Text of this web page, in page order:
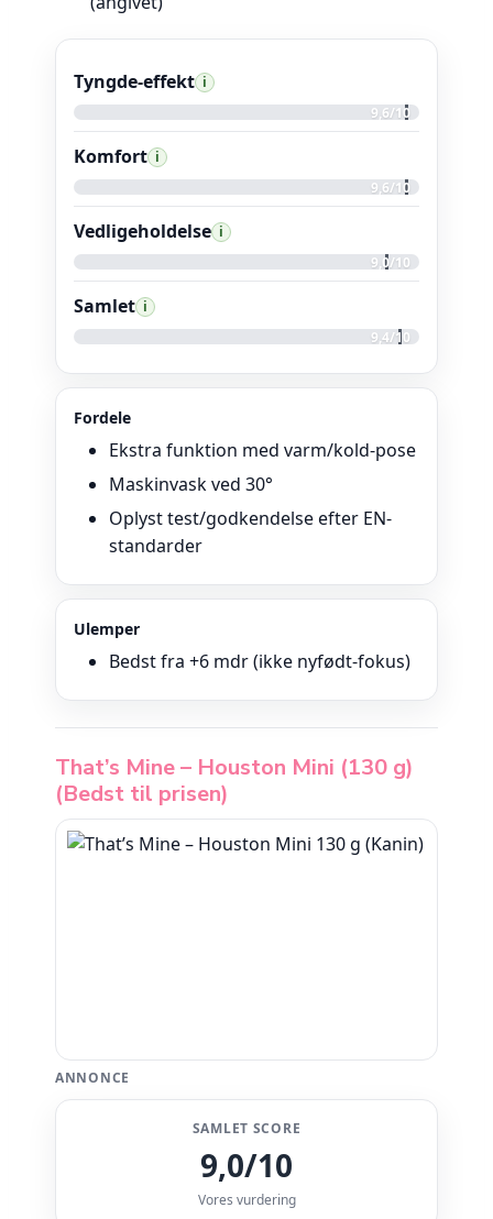
Tyngde-effekt i
9,6/10
Komfort i
9,6/10
Vedligeholdelse i
9,0/10
Samlet i
9,4/10
Fordele
Ekstra funktion med varm/kold-pose
Maskinvask ved 30°
Oplyst test/godkendelse efter EN-
standarder
Ulemper
Bedst fra +6 mdr (ikke nyfødt-fokus)
That’s Mine – Houston Mini (130 g)
(Bedst til prisen)
ANNONCE
SAMLET SCORE
9,0/10
Vores vurdering